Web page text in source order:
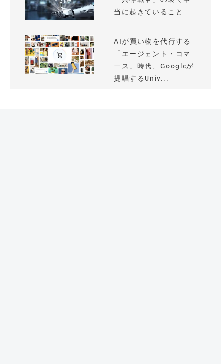
当に起きていること
AIが買い物を代行する
「エージェント・コマ
ース」時代、Googleが
提唱するUniv...